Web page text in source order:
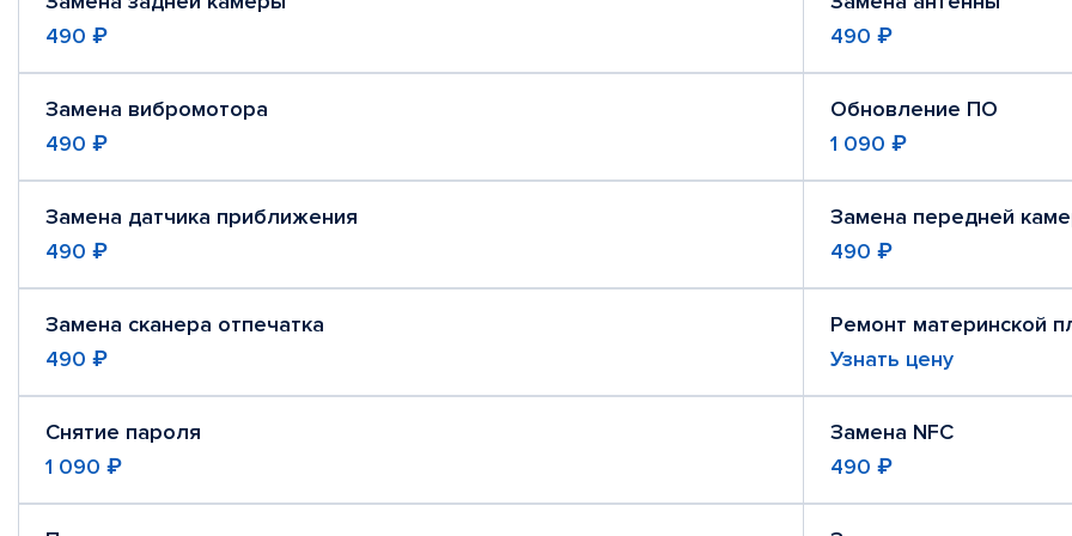
490 ₽
490 ₽
Замена вибромотора
490 ₽
Обновление ПО
1 090 ₽
Замена датчика приближения
490 ₽
Замена передней
490 ₽
Замена сканера отпечатка
490 ₽
Ремонт материнской
Узнать цену
Снятие пароля
1 090 ₽
Замена NFC
490 ₽